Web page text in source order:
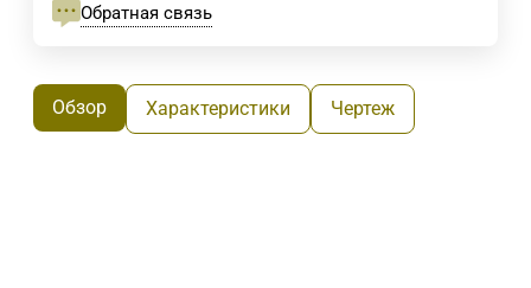
Обратная связь
Обзор Характеристики Чертеж